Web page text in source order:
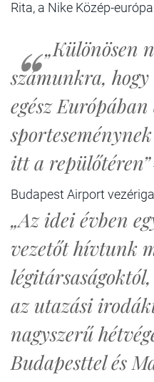
Rita, a Nike Közép-
„Különösen
számunkra,
egész
itt a repülőtéren”
Budapest Airport
„Az idei évben
vezetőt hívtunk
az utazási
nagyszerű
Budapesttel és